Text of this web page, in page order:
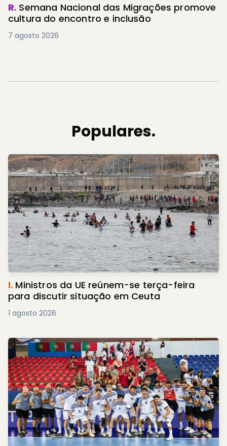
R. Semana Nacional das Migrações promove
cultura do encontro e inclusão
7 agosto 2026
Populares.
I. Ministros da UE reúnem-se terça-feira
para discutir situação em Ceuta
1 agosto 2026